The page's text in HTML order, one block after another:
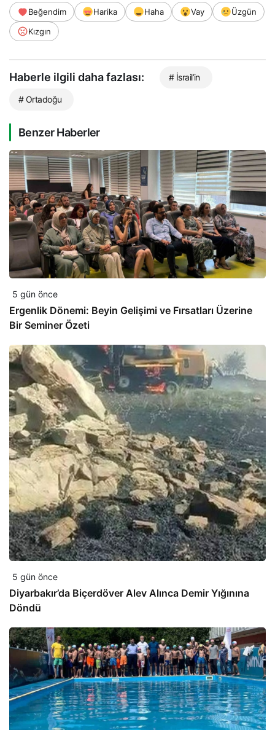
Beğendim Harika Haha Vay
Üzgün
Kızgın
Haberle ilgili daha fazlası: # İsrail’in
# Ortadoğu
Benzer Haberler
5 gün önce
Ergenlik Dönemi: Beyin Gelişimi ve Fırsatları Üzerine
Bir Seminer Özeti
5 gün önce
Diyarbakır’da Biçerdöver Alev Alınca Demir Yığınına
Döndü